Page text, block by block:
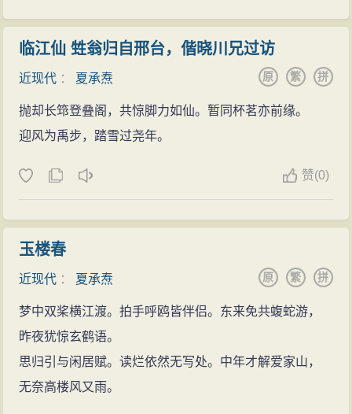
词论的精华，又突破了旧词论的局限，目光如炬，阐发
透辟，昭示了现代词学理论的发展方向。他对唐宋词发
展脉络、表现形式的综述，统摄全局，精密周详；对易
安、白石、稼轩、龙川、放翁等词家的评论剖析，独具
只眼，迥出时流。
学理论。其《天风阁词集》前后编作为当代不可多得的
精用宏，兼具独特个性与时代特色。
夏承焘先生对于中国当代词学建设所做的贡献是相
当卓著的。与前辈词家、词论家及同辈词家、词论家相
比，无论是词学考订、词学论述，或者是词的创作，先
生都有独特的建树：
在词学考订方面，先生是尊体派的中坚力量。他既
继承了前辈词学家的未竟之业，又有所增添、发展。尤
走向科学化、系统化与理论化的轨道作出了突出贡献。
的创新之作。
凝聚着夏承焘先生毕生心血的近千万字著作中，有
已出版的词学专著近30种，未结集论文百余篇，待整理
焘词集》、《天风阁诗集》，并写了独具特色的《天风
的高度评价。1981年后任中国韵文学会名誉会长、《词
学》主编等。
往事略集
夏承焘先生于1927年至1930年在九中任教。他的事
业就是从这里起步，开创词学研究新风，使传统的词学
临江仙 甡翁归自邢台，偕晓川兄过访
近现代 ： 夏承焘 拼
繁
原
抛却长筇登叠阁，共惊脚力如仙。暂同杯茗亦前缘。
迎风为禹步，踏雪过尧年。
赞(0)
玉楼春
近现代 ： 夏承焘 拼
繁
原
梦中双桨横江渡。拍手呼鸥皆伴侣。东来免共蝮蛇游，
昨夜犹惊玄鹤语。
思归引与闲居赋。读烂依然无写处。中年才解爱家山，
无奈高楼风又雨。